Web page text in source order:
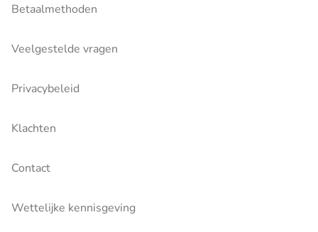
Betaalmethoden
Veelgestelde vragen
Privacybeleid
Klachten
Contact
Wettelijke kennisgeving